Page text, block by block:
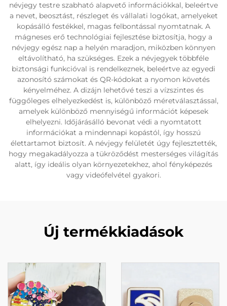
névjegy testre szabható alapvető információkkal, beleértve
a nevet, beosztást, részleget és vállalati logókat, amelyeket
kopásálló festékkel, magas felbontással nyomtatnak. A
mágneses erő technológiai fejlesztése biztosítja, hogy a
névjegy egész nap a helyén maradjon, miközben könnyen
eltávolítható, ha szükséges. Ezek a névjegyek többféle
biztonsági funkcióval is rendelkeznek, beleértve az egyedi
azonosító számokat és QR-kódokat a nyomon követés
kényelméhez. A dizájn lehetővé teszi a vízszintes és
függőleges elhelyezkedést is, különböző méretválasztással,
amelyek különböző mennyiségű információt képesek
elhelyezni. Időjárásálló bevonat védi a nyomtatott
információkat a mindennapi kopástól, így hosszú
élettartamot biztosít. A névjegy felületét úgy fejlesztették,
hogy megakadályozza a tükröződést mesterséges világítás
alatt, így ideális olyan környezetekhez, ahol fényképezés
vagy videófelvétel gyakori.
Új termékkiadások